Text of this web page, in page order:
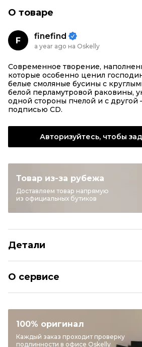
О товаре
F finefind
a year ago на Oskelly
Современное творение,
которые особенно ценил
белые смоляные бусины с
белой перламутровой раковины,
одной стороны пчелой и с другой
подписью CD.
Авторизуйтесь, чтобы
Товар из-за рубежа
Доставляем товар напрямую
из официальных бутиков
Детали
Бренд
Материал украшений Металл
О сервисе
100% оригинал
Каждый заказ проходит проверку
подлинности в офисе Oskelly